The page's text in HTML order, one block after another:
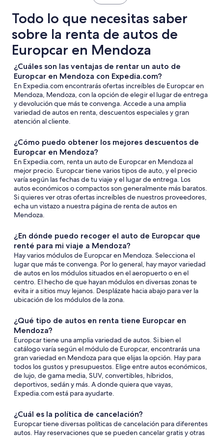
Todo lo que necesitas saber
sobre la renta de autos de
Europcar en Mendoza
¿Cuáles son las ventajas de rentar un auto de
Europcar en Mendoza con Expedia.com?
En Expedia.com encontrarás ofertas increíbles de Europcar en
Mendoza, Mendoza, con la opción de elegir el lugar de entrega
y devolución que más te convenga. Accede a una amplia
variedad de autos en renta, descuentos especiales y gran
atención al cliente.
¿Cómo puedo obtener los mejores descuentos de
Europcar en Mendoza?
En Expedia.com, renta un auto de Europcar en Mendoza al
mejor precio. Europcar tiene varios tipos de auto, y el precio
varía según las fechas de tu viaje y el lugar de entrega. Los
autos económicos o compactos son generalmente más baratos.
Si quieres ver otras ofertas increíbles de nuestros proveedores,
echa un vistazo a nuestra página de renta de autos en
Mendoza.
¿En dónde puedo recoger el auto de Europcar que
renté para mi viaje a Mendoza?
Hay varios módulos de Europcar en Mendoza. Selecciona el
lugar que más te convenga. Por lo general, hay mayor variedad
de autos en los módulos situados en el aeropuerto o en el
centro. El hecho de que hayan módulos en diversas zonas te
evita ir a sitios muy lejanos. Desplázate hacia abajo para ver la
ubicación de los módulos de la zona.
¿Qué tipo de autos en renta tiene Europcar en
Mendoza?
Europcar tiene una amplia variedad de autos. Si bien el
catálogo varía según el módulo de Europcar, encontrarás una
gran variedad en Mendoza para que elijas la opción. Hay para
todos los gustos y presupuestos. Elige entre autos económicos,
de lujo, de gama media, SUV, convertibles, híbridos,
deportivos, sedán y más. A donde quiera que vayas,
Expedia.com está para ayudarte.
¿Cuál es la política de cancelación?
Europcar tiene diversas políticas de cancelación para diferentes
autos. Hay reservaciones que se pueden cancelar gratis y otras